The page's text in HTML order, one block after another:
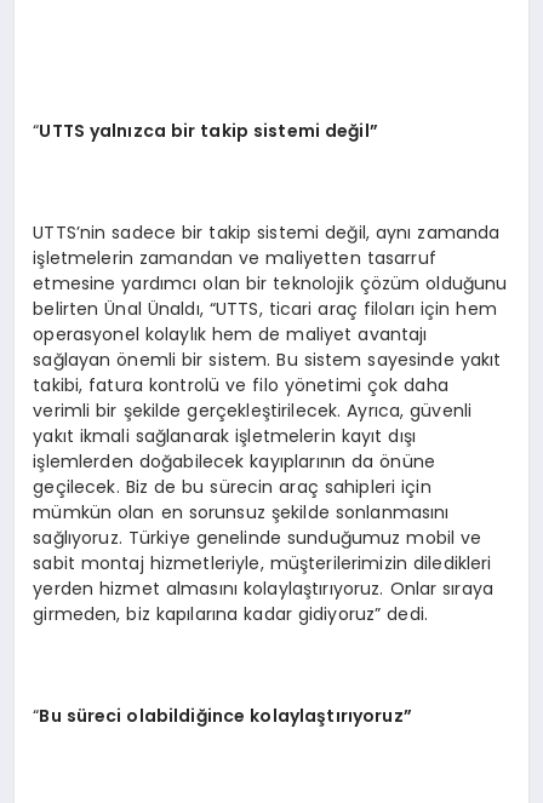
“UTTS yalnızca bir takip sistemi değil”
UTTS’nin sadece bir takip sistemi değil, aynı zamanda
işletmelerin zamandan ve maliyetten tasarruf
etmesine yardımcı olan bir teknolojik çözüm olduğunu
belirten Ünal Ünaldı, “UTTS, ticari araç filoları için hem
operasyonel kolaylık hem de maliyet avantajı
sağlayan önemli bir sistem. Bu sistem sayesinde yakıt
takibi, fatura kontrolü ve filo yönetimi çok daha
verimli bir şekilde gerçekleştirilecek. Ayrıca, güvenli
yakıt ikmali sağlanarak işletmelerin kayıt dışı
işlemlerden doğabilecek kayıplarının da önüne
geçilecek. Biz de bu sürecin araç sahipleri için
mümkün olan en sorunsuz şekilde sonlanmasını
sağlıyoruz. Türkiye genelinde sunduğumuz mobil ve
sabit montaj hizmetleriyle, müşterilerimizin diledikleri
yerden hizmet almasını kolaylaştırıyoruz. Onlar sıraya
girmeden, biz kapılarına kadar gidiyoruz” dedi.
“Bu süreci olabildiğince kolaylaştırıyoruz”